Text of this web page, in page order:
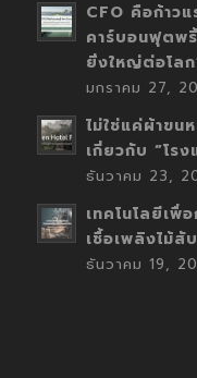
CFO คือก้าว
คาร์บอนฟุตพ
ยิ่งใหญ่ต่อโลก
มกราคม 27,
ไม่ใช่แค่ผ้าขน
เกี่ยวกับ “โร
ธันวาคม 23,
เทคโนโลยีเพื่
เชื้อเพลิงไม้สับ
ธันวาคม 19,